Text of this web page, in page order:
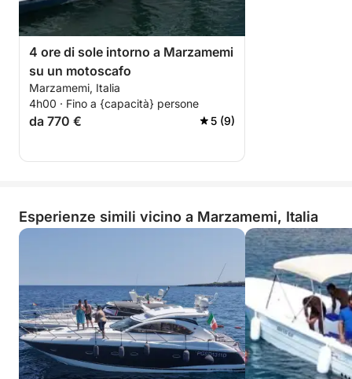
4 ore di sole intorno a Marzamemi
su un motoscafo
Marzamemi, Italia
4h00 · Fino a {capacità} persone
da 770 € 5 (9)
Esperienze simili vicino a Marzamemi, Italia